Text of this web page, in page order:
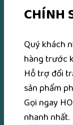
CHÍNH
Quý khách
hàng trước
Hỗ trợ đổi
sản phẩm
Gọi ngay
nhanh nhất.